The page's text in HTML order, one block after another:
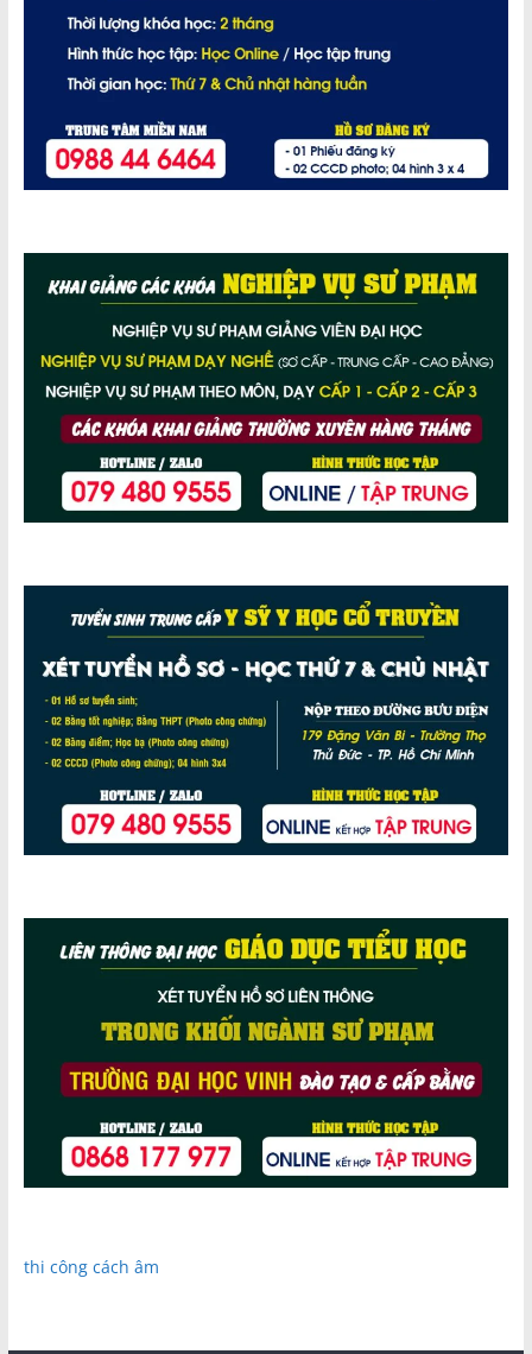
thi công cách âm